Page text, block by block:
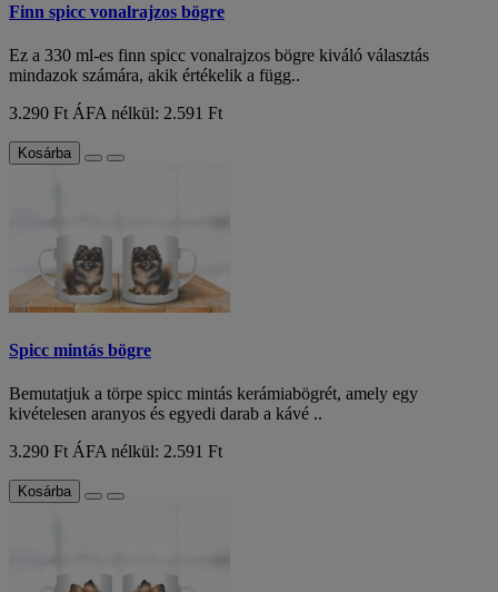
Finn spicc vonalrajzos bögre
Ez a 330 ml-es finn spicc vonalrajzos bögre kiváló választás
mindazok számára, akik értékelik a függ..
3.290 Ft ÁFA nélkül: 2.591 Ft
Kosárba
Spicc mintás bögre
Bemutatjuk a törpe spicc mintás kerámiabögrét, amely egy
kivételesen aranyos és egyedi darab a kávé ..
3.290 FtÁFA nélkül: 2.591 Ft
Kosárba